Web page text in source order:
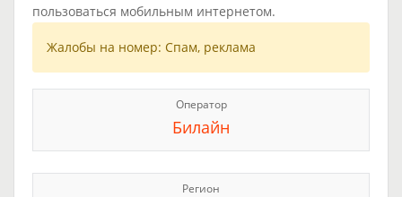
пользоваться мобильным интернетом.
Жалобы на номер: Спам, реклама
Оператор
Билайн
Регион